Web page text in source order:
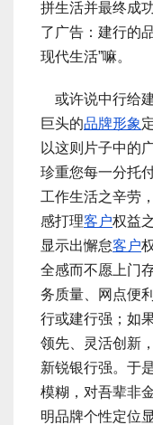
拼生活并最终成
了广告：建行的
现代生活”嘛。
或许说中行给
巨头的品牌形象
以这则片子中的
珍重您每一分托
工作生活之辛劳
感打理客户权益
显示出懈怠客户
全感而不愿上门
务质量、网点便
行或建行强；如
领先、灵活创新
新锐银行强。于
模糊，对吾辈非
明品牌个性定位